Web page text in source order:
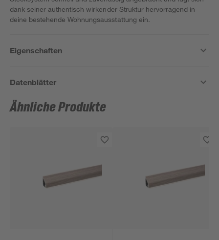
dank seiner authentisch wirkender Struktur hervorragend in
deine bestehende Wohnungsausstattung ein.
Eigenschaften
Datenblätter
Ähnliche Produkte